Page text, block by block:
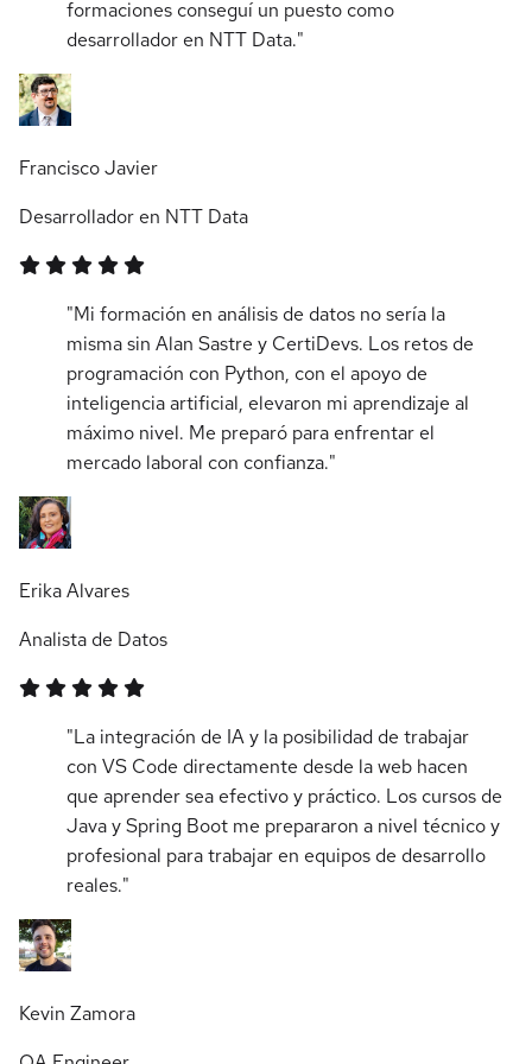
formaciones conseguí un puesto como
desarrollador en NTT Data."
Francisco Javier
Desarrollador en NTT Data
"Mi formación en análisis de datos no sería la
misma sin Alan Sastre y CertiDevs. Los retos de
programación con Python, con el apoyo de
inteligencia artificial, elevaron mi aprendizaje al
máximo nivel. Me preparó para enfrentar el
mercado laboral con confianza."
Erika Alvares
Analista de Datos
"La integración de IA y la posibilidad de trabajar
con VS Code directamente desde la web hacen
que aprender sea efectivo y práctico. Los cursos de
Java y Spring Boot me prepararon a nivel técnico y
profesional para trabajar en equipos de desarrollo
reales."
Kevin Zamora